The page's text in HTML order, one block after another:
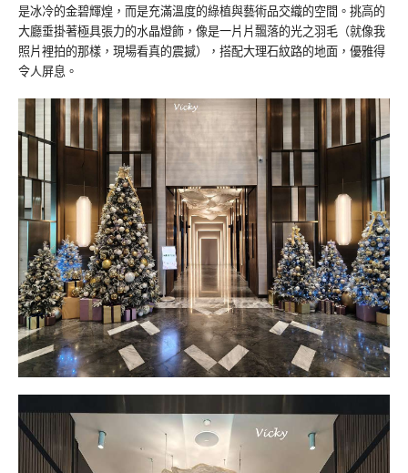
是冰冷的金碧輝煌，而是充滿溫度的綠植與藝術品交織的空間。挑高的
大廳垂掛著極具張力的水晶燈飾，像是一片片飄落的光之羽毛（就像我
照片裡拍的那樣，現場看真的震撼），搭配大理石紋路的地面，優雅得
令人屏息。